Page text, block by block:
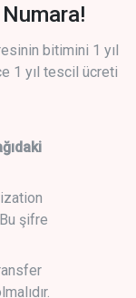
bitimini 1 yıl
1 yıl tescil ücreti
şifre